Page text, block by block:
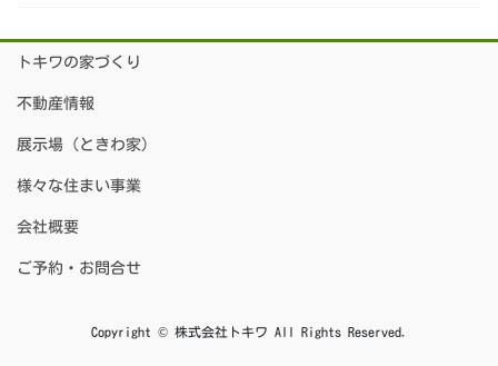
トキワの家づくり
不動産情報
展示場（ときわ家）
様々な住まい事業
会社概要
ご予約・お問合せ
Copyright © 株式会社トキワ All Rights Reserved.